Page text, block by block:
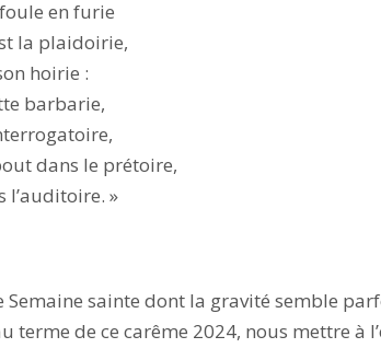
foule en furie
la plaidoirie,
hoirie :
barbarie,
dans le prétoire,
l’auditoire. »
Semaine sainte dont la gravité semble
de ce carême 2024, nous mettre à